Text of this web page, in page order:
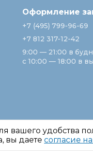
вашего удобства
вы даете согласие
Оформление
+7 (495) 799-96-69
+7 812 317-12-42
9:00 — 21:00 в
с 10:00 — 18:00 в